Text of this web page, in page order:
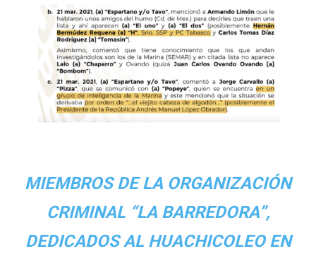
MIEMBROS DE LA ORGANIZACIÓN
CRIMINAL “LA BARREDORA”,
DEDICADOS AL HUACHICOLEO EN